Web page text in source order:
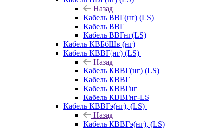
Назад
Кабель ВВГ(нг) (LS)
Кабель ВВГ
Кабель ВВГнг(LS)
Кабель КВБбШв (нг)
Кабель КВВГ(нг) (LS)
Назад
Кабель КВВГ(нг) (LS)
Кабель КВВГ
Кабель КВВГнг
Кабель КВВГнг-LS
Кабель КВВГэ(нг), (LS)
Назад
Кабель КВВГэ(нг), (LS)